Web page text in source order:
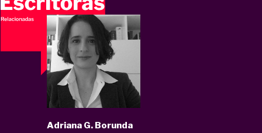
Adriana G. Borunda